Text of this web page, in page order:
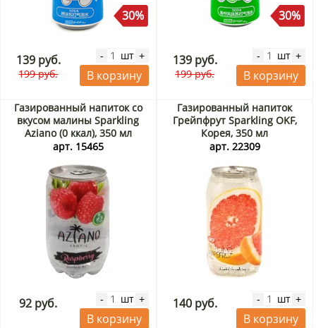
30%
139 руб.
199 руб.
- шт +
В корзину
30%
139 руб.
199 руб.
- шт +
В корзину
Газированный напиток со
вкусом малины Sparkling
Aziano (0 ккал), 350 мл
арт. 15465
92 руб. - шт +
В корзину
Газированный напиток
Грейпфрут Sparkling OKF,
Корея, 350 мл
арт. 22309
140 руб. - шт +
В корзину